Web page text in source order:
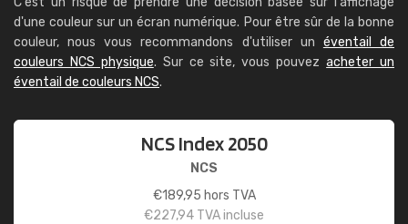
d'une couleur sur un écran numérique. Pour être sûr de la bonne
couleur, nous vous recommandons d'utiliser un éventail de
couleurs NCS physique. Sur ce site, vous pouvezacheter un
éventail de couleurs NCS.
NCS Index 2050
NCS
€189,95 hors TVA
€227,94 TVA incluse